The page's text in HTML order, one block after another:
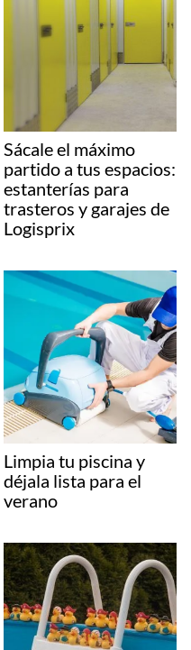
Sácale el máximo
partido a tus espacios:
estanterías para
trasteros y garajes de
Logisprix
Limpia tu piscina y
déjala lista para el
verano